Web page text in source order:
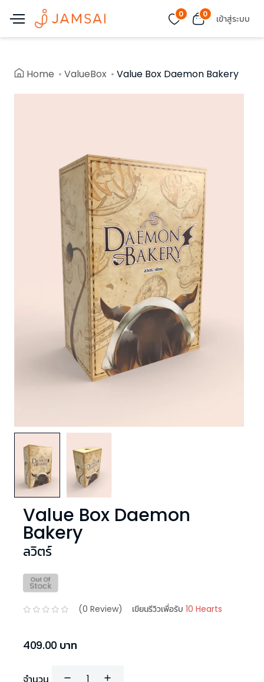
0 0 เข้าสู่ระบบ
Home ValueBox Value Box Daemon Bakery
Value Box Daemon
Bakery
ลวิตร์
(0 Review) เขียนรีวิวเพื่อรับ 10 Hearts
409.00 บาท